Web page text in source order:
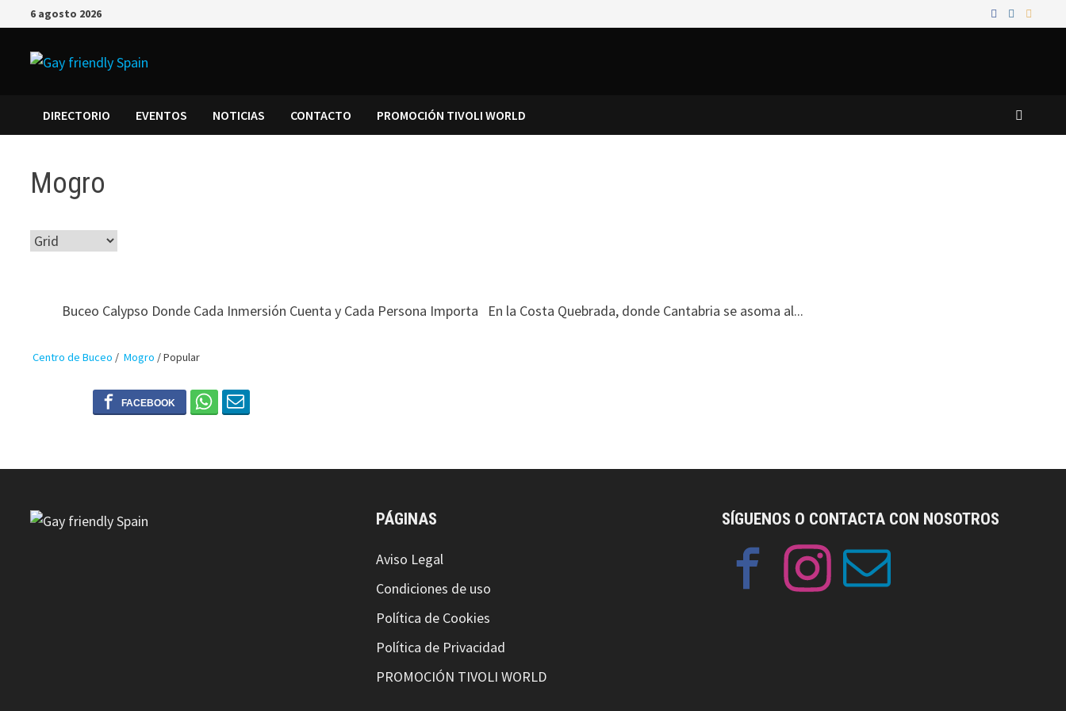
6 agosto 2026
DIRECTORIO EVENTOS NOTICIAS CONTACTO PROMOCIÓN TIVOLI WORLD
Mogro
Buceo Calypso Donde Cada Inmersión Cuenta y Cada Persona Importa En la Costa Quebrada, donde Cantabria se asoma al...
Centro de Buceo / Mogro /Popular
PÁGINAS
Aviso Legal
Condiciones de uso
Política de Cookies
Política de Privacidad
PROMOCIÓN TIVOLI WORLD
SÍGUENOS O CONTACTA CON NOSOTROS